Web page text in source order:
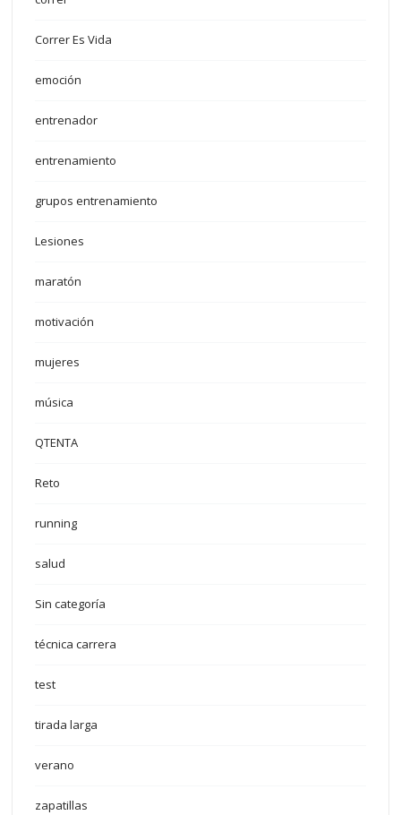
Correr Es Vida
emoción
entrenador
entrenamiento
grupos entrenamiento
Lesiones
maratón
motivación
mujeres
música
QTENTA
Reto
running
salud
Sin categoría
técnica carrera
test
tirada larga
verano
zapatillas